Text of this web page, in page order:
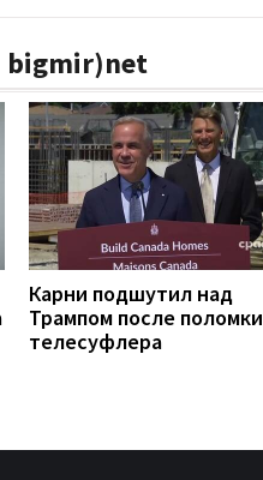
bigmir)net
Карни подшутил над
Трампом после поломки
телесуфлера